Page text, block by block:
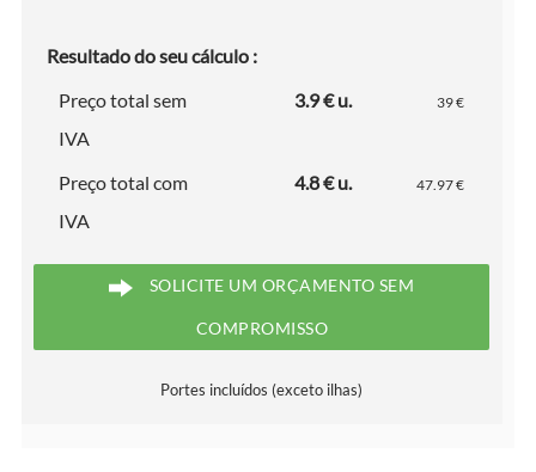
Resultado do seu cálculo :
Preço total sem
IVA
3.9 € u. 39 €
Preço total com
IVA
4.8 € u. 47.97 €
SOLICITE UM ORÇAMENTO SEM
COMPROMISSO
Portes incluídos (exceto ilhas)